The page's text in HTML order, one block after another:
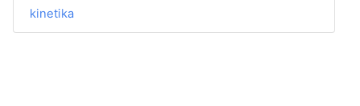
kinetika